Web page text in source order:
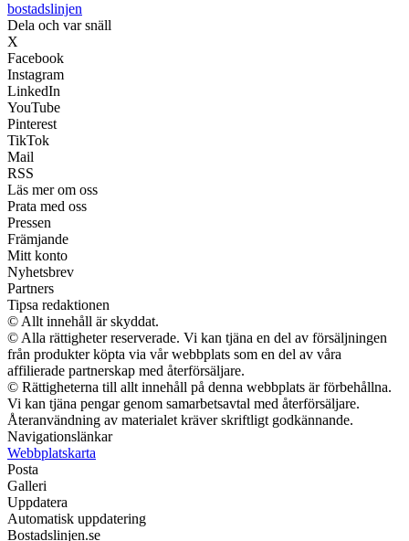
bostadslinjen
Dela och var snäll
X
Facebook
Instagram
LinkedIn
YouTube
Pinterest
TikTok
Mail
RSS
Läs mer om oss
Prata med oss
Pressen
Främjande
Mitt konto
Nyhetsbrev
Partners
Tipsa redaktionen
© Allt innehåll är skyddat.
© Alla rättigheter reserverade. Vi kan tjäna en del av försäljningen
från produkter köpta via vår webbplats som en del av våra
affilierade partnerskap med återförsäljare.
© Rättigheterna till allt innehåll på denna webbplats är förbehållna.
Vi kan tjäna pengar genom samarbetsavtal med återförsäljare.
Återanvändning av materialet kräver skriftligt godkännande.
Navigationslänkar
Webbplatskarta
Posta
Galleri
Uppdatera
Automatisk uppdatering
Bostadslinjen.se